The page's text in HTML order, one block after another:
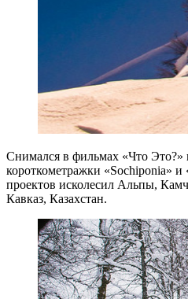
Снимался в фильмах «Что Это?»
короткометражки «Sochiponia»
проектов исколесил Альпы,
Кавказ, Казахстан.